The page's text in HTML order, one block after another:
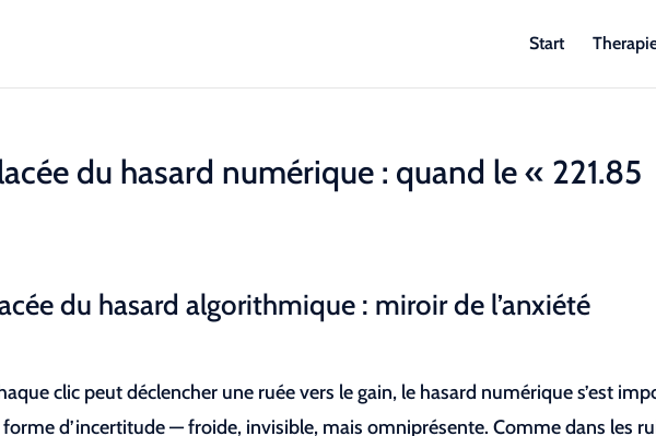
Start
du hasard numérique : quand le « 221.85
du hasard algorithmique : miroir de l’anxiété
clic peut déclencher une ruée vers le gain, le hasard numérique s’est
d’incertitude — froide, invisible, mais omniprésente. Comme dans les